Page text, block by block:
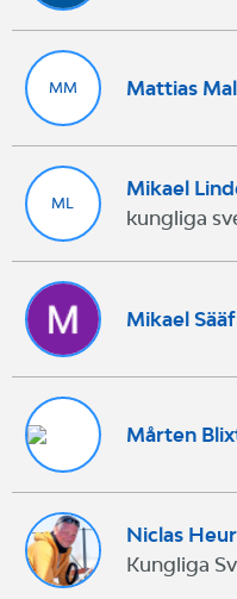
MM Mattias
ML
Mikael
kungliga
Mikael Sääf
Mårten
Niclas
Kungliga